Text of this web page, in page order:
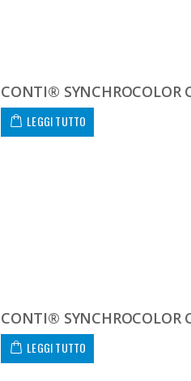
CONTI® SYNCHROCOLOR
LEGGI TUTTO
CONTI® SYNCHROCOLOR
LEGGI TUTTO